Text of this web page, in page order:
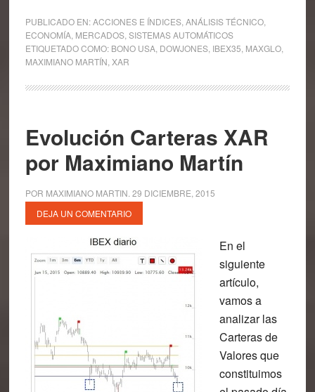
PUBLICADO EN:ACCIONES E ÍNDICES, ANÁLISIS TÉCNICO,
ECONOMÍA, MERCADOS, SISTEMAS AUTOMÁTICOS
ETIQUETADO COMO: BONO USA, DOWJONES, IBEX35 MAXGLO,
MAXIMIANO MARTÍN XAR
Evolución Carteras XAR
por Maximiano Martín
POR MAXIMIANO MARTIN 29 DICIEMBRE, 2015
DEJA UN COMENTARIO
En el
siguiente
artículo,
vamos a
analizar las
Carteras de
Valores que
constituimos